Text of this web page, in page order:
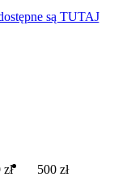
są TUTAJ
500 zł